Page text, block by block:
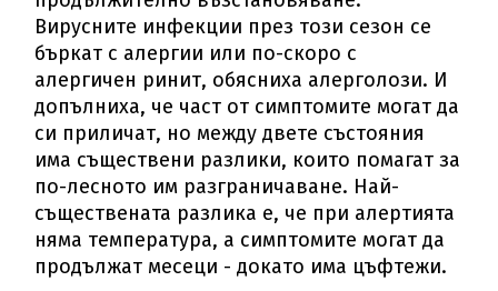
Вирусните инфекции през този сезон се
бъркат с алергии или по-скоро с
алергичен ринит, обясниха алерголози. И
допълниха, че част от симптомите могат да
си приличат, но между двете състояния
има съществени разлики, които помагат за
по-лесното им разграничаване. Най-
съществената разлика е, че при алертията
няма температура, а симптомите могат да
продължат месеци - докато има цъфтежи.